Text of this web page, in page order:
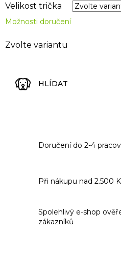
Zvolte variantu
Velikost trička
Možnosti doručení
HLÍDAT
Doručení do 2-4
Při nákupu nad 2.500
Spolehlivý e-shop
zákazníků